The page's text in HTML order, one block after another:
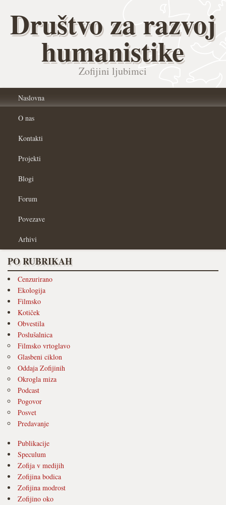
Društvo za razvoj
humanistike
Zofijini ljubimci
Naslovna
O nas
Kontakti
Projekti
Blogi
Forum
Povezave
Arhivi
PO RUBRIKAH
Cenzurirano
Ekologija
Filmsko
Kotiček
Obvestila
Poslušalnica
Filmsko vrtoglavo
Glasbeni ciklon
Oddaja Zofijinih
Okrogla miza
Podcast
Pogovor
Posvet
Predavanje
Publikacije
Speculum
Zofija v medijih
Zofijina bodica
Zofijina modrost
Zofijino oko